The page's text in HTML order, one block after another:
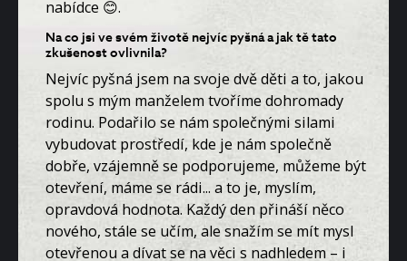
nabídce 😊.
Na co jsi ve svém životě nejvíc pyšná a jak tě tato
zkušenost ovlivnila?
Nejvíc pyšná jsem na svoje dvě děti a to, jakou
spolu s mým manželem tvoříme dohromady
rodinu. Podařilo se nám společnými silami
vybudovat prostředí, kde je nám společně
dobře, vzájemně se podporujeme, můžeme být
otevření, máme se rádi... a to je, myslím,
opravdová hodnota. Každý den přináší něco
nového, stále se učím, ale snažím se mít mysl
otevřenou a dívat se na věci s nadhledem – i